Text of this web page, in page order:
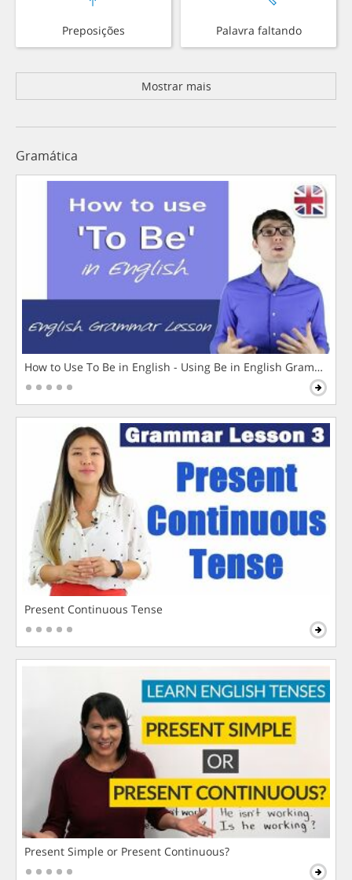
Preposições Palavra faltando
Mostrar mais
Gramática
How to Use To Be in English - Using Be in English Grammar
Present Continuous Tense
Present Simple or Present Continuous?